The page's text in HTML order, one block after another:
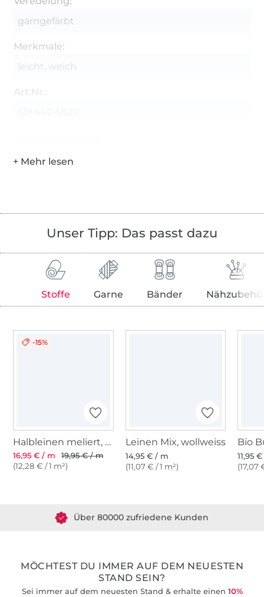
garngefärbt
Merkmale:
leicht, weich
Art.Nr.:
Unser Tipp: Das passt dazu
Stoffe Garne Bänder
-15%
Halbleinen meliert, hellbeere
16,95 € / m
19,95 € / m
(12,28 € / 1 m²)
Leinen Mix, wollweiss
14,95 € / m
(11,07 € / 1 m²)
11,95
(17,07
MÖCHTEST DU IMMER AUF DEM NEUESTEN
STAND SEIN?
Sei immer auf dem neuesten Stand & erhalte einen 10%